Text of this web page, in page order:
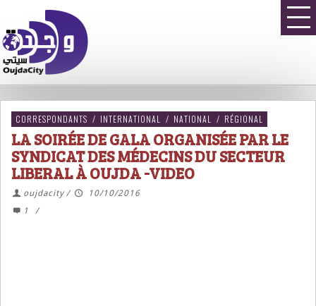
CORRESPONDANTS / INTERNATIONAL / NATIONAL / RÉGIONAL
LA SOIRÉE DE GALA ORGANISÉE PAR LE
SYNDICAT DES MÉDECINS DU SECTEUR
LIBERAL À OUJDA -VIDEO
oujdacity /
10/10/2016
1
/